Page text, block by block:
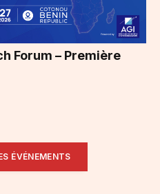
Forum – Première
ÉVÉNEMENTS